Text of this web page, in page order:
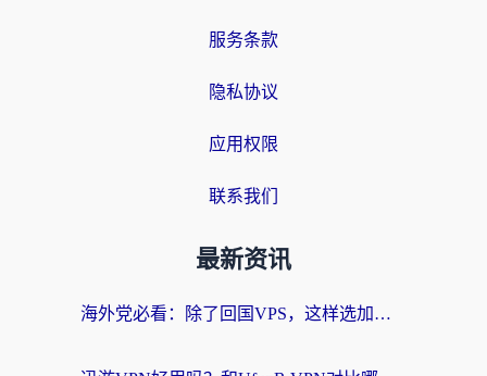
服务条款
隐私协议
应用权限
联系我们
最新资讯
海外党必看：除了回国VPS，这样选加速器也能无缝刷国内资源？